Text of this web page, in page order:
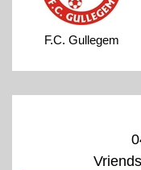
F.C. Gullegem